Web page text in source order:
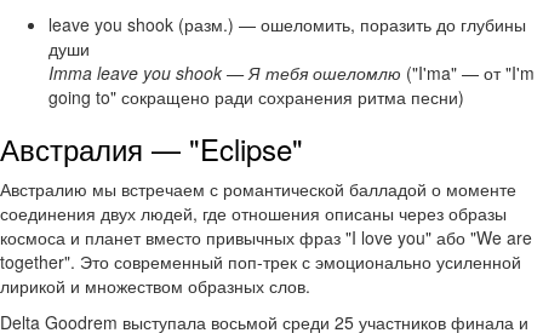
leave you shook (разм.) — ошеломить, поразить до глубины
души
Imma leave you shook — Я тебя ошеломлю ("I'ma" — от "I'm
going to" сокращено ради сохранения ритма песни)
Австралия — "Eclipse"
Австралию мы встречаем с романтической балладой о моменте
соединения двух людей, где отношения описаны через образы
космоса и планет вместо привычных фраз "I love you" або "We are
together". Это современный поп-трек с эмоционально усиленной
лирикой и множеством образных слов.
Delta Goodrem выступала восьмой среди 25 участников финала и